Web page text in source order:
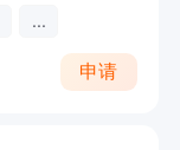
...
申请